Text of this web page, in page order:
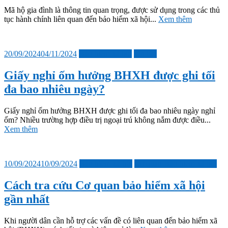
Mã hộ gia đình là thông tin quan trọng, được sử dụng trong các thủ
tục hành chính liên quan đến bảo hiểm xã hội... Xem thêm
Đăng
20/09/202404/11/2024
Giấy nghỉ ốm hưởng BHXH được ghi tối
đa bao nhiêu ngày?
Giấy nghỉ ốm hưởng BHXH được ghi tối đa bao nhiêu ngày nghỉ
ốm? Nhiều trường hợp điều trị ngoại trú không nắm được điều...
Xem thêm
Đăng
10/09/202410/09/2024
Cách tra cứu Cơ quan bảo hiểm xã hội
gần nhất
Khi người dân cần hỗ trợ các vấn đề có liên quan đến bảo hiểm xã